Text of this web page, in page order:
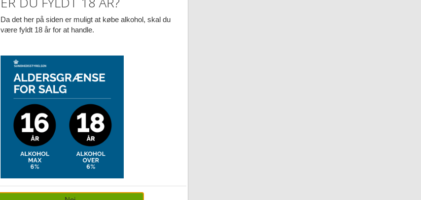
Da det her på siden er muligt at købe alkohol, skal du
være fyldt 18 år for at handle.